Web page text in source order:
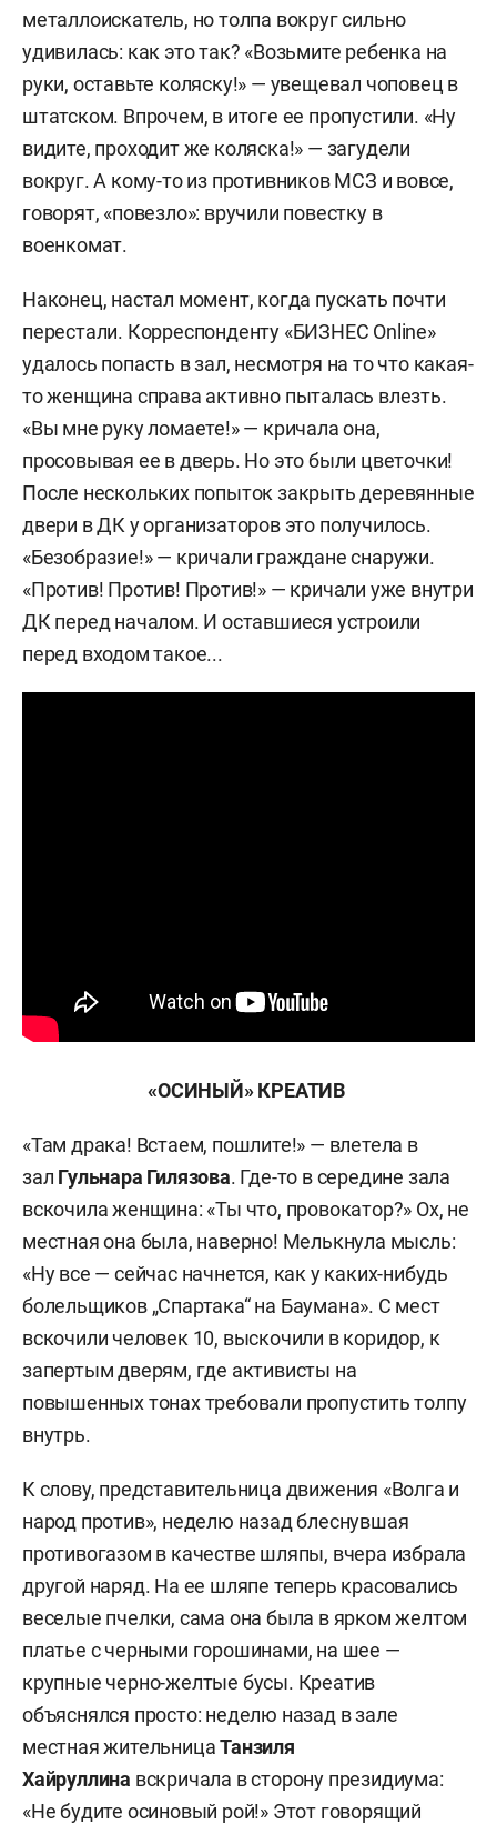
металлоискатель, но толпа вокруг сильно
удивилась: как это так? «Возьмите ребенка на
руки, оставьте коляску!» — увещевал чоповец в
штатском. Впрочем, в итоге ее пропустили. «Ну
видите, проходит же коляска!» — загудели
вокруг. А кому-то из противников МСЗ и вовсе,
говорят, «повезло»: вручили повестку в
военкомат.
Наконец, настал момент, когда пускать почти
перестали. Корреспонденту «БИЗНЕС Online»
удалось попасть в зал, несмотря на то что какая-
то женщина справа активно пыталась влезть.
«Вы мне руку ломаете!» — кричала она,
просовывая ее в дверь. Но это были цветочки!
После нескольких попыток закрыть деревянные
двери в ДК у организаторов это получилось.
«Безобразие!» — кричали граждане снаружи.
«Против! Против! Против!» — кричали уже внутри
ДК перед началом. И оставшиеся устроили
перед входом такое...
«ОСИНЫЙ» КРЕАТИВ
«Там драка! Встаем, пошлите!» — влетела в
зал Гульнара Гилязова. Где-то в середине зала
вскочила женщина: «Ты что, провокатор?» Ох, не
местная она была, наверно! Мелькнула мысль:
«Ну все — сейчас начнется, как у каких-нибудь
болельщиков „Спартака“ на Баумана». С мест
вскочили человек 10, выскочили в коридор, к
запертым дверям, где активисты на
повышенных тонах требовали пропустить толпу
внутрь.
К слову, представительница движения «Волга и
народ против», неделю назад блеснувшая
противогазом в качестве шляпы, вчера избрала
другой наряд. На ее шляпе теперь красовались
веселые пчелки, сама она была в ярком желтом
платье с черными горошинами, на шее —
крупные черно-желтые бусы. Креатив
объяснялся просто: неделю назад в зале
местная жительницаТанзиля
Хайруллина вскричала в сторону президиума:
«Не будите осиновый рой!» Этот говорящий